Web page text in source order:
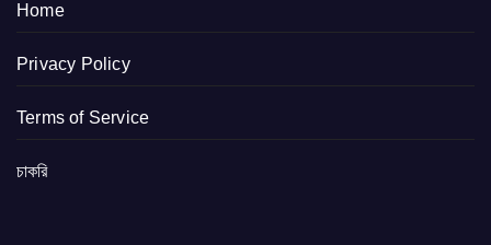
Home
Privacy Policy
Terms of Service
চাকরি